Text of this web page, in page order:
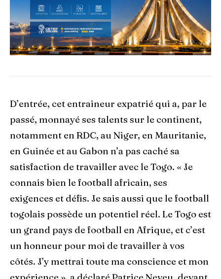
D’entrée, cet entraineur expatrié qui a, par le
passé, monnayé ses talents sur le continent,
notamment en RDC, au Niger, en Mauritanie,
en Guinée et au Gabon n’a pas caché sa
satisfaction de travailler avec le Togo. « Je
connais bien le football africain, ses
exigences et défis. Je sais aussi que le football
togolais possède un potentiel réel. Le Togo est
un grand pays de football en Afrique, et c’est
un honneur pour moi de travailler à vos
côtés. J’y mettrai toute ma conscience et mon